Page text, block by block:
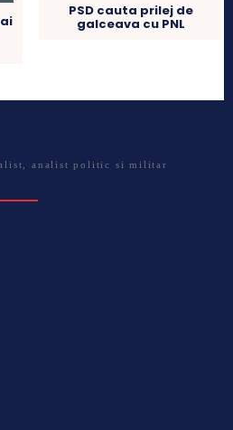
PSD cauta prilej de
galceava cu PNL
analist politic si militar